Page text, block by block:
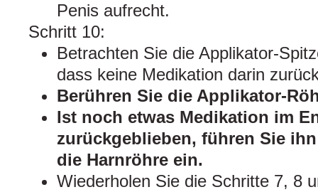
Penis aufrecht.
Schritt 10:
Betrachten Sie die Applikator-
dass keine Medikation darin
Berühren Sie die Applikator-
Ist noch etwas Medikation im
zurückgeblieben, führen Sie
die Harnröhre ein.
Wiederholen Sie die Schritte 7, 8